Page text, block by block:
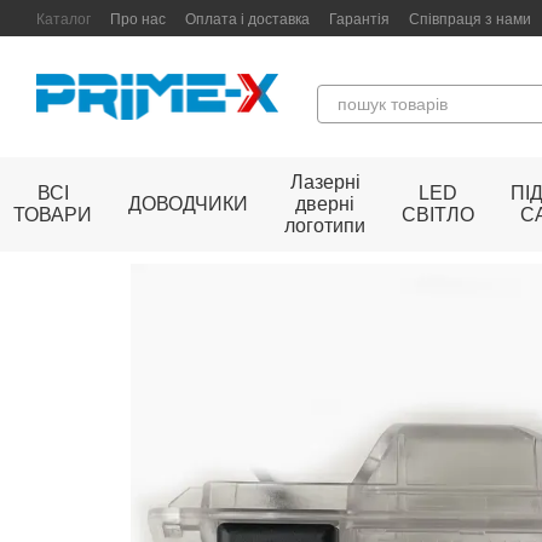
Перейти до основного контенту
Каталог Про нас Оплата і доставка Гарантія Співпраця з нами
ВСІ
ТОВАРИ
ДОВОДЧИКИ
Лазерні
дверні
логотипи
LED
СВІТЛО